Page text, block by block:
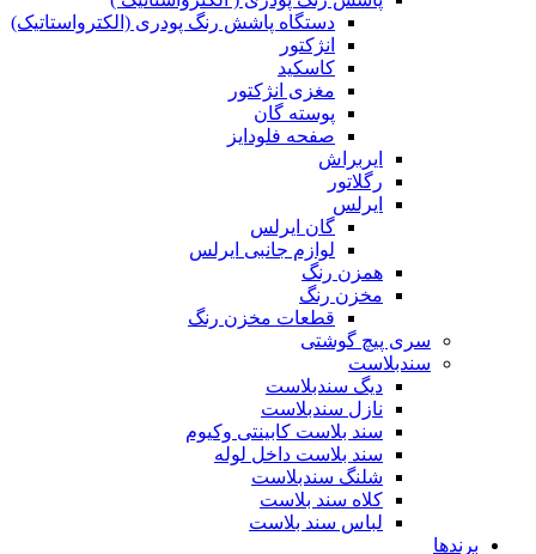
دستگاه پاشش رنگ پودری (الکترواستاتیک)
انژکتور
کاسکید
مغزی انژکتور
پوسته گان
صفحه فلودایز
ایربراش
رگلاتور
ایرلس
گان ایرلس
لوازم جانبی ایرلس
همزن رنگ
مخزن رنگ
قطعات مخزن رنگ
سری پیچ گوشتی
سندبلاست
دیگ سندبلاست
نازل سندبلاست
سند بلاست کابینتی وکیوم
سند بلاست داخل لوله
شلنگ سندبلاست
کلاه سند بلاست
لباس سند بلاست
برندها